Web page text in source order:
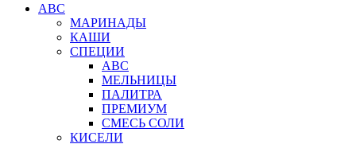
АВС
МАРИНАДЫ
КАШИ
СПЕЦИИ
АВС
МЕЛЬНИЦЫ
ПАЛИТРА
ПРЕМИУМ
СМЕСЬ СОЛИ
КИСЕЛИ